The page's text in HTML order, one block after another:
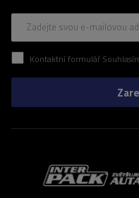
Zadejte svou e-mailovou
Kontaktní formulář Souhlasím se zpracováním svých osobních